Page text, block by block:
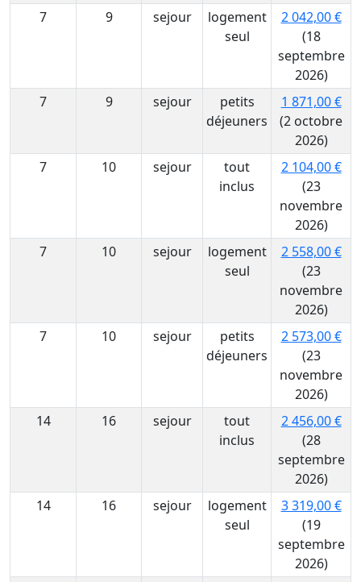
7
9 sejour
logement
seul
2 042,00 €
(18
septembre
2026)
7
9 sejour
petits
déjeuners
1 871,00 €
(2 octobre
2026)
7
10 sejour
tout
inclus
2 104,00 €
(23
novembre
2026)
7
10 sejour
logement
seul
2 558,00 €
(23
novembre
2026)
7
10 sejour
petits
déjeuners
2 573,00 €
(23
novembre
2026)
14
16 sejour
tout
inclus
2 456,00 €
(28
septembre
2026)
14
16 sejour
logement
seul
3 319,00 €
(19
septembre
2026)